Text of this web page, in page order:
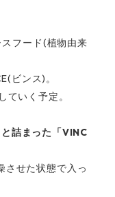
フード (植物由来
ビンス ) 。
ていく予定。
詰まった「 VINC
させた状態で入っ